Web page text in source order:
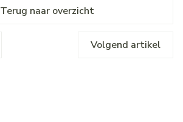
Terug naar overzicht
Volgend artikel